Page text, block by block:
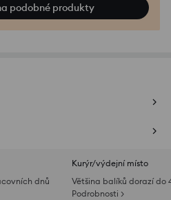
podobné produkty
dnů
Kurýr/výdejní místo
Většina balíků dorazí do
Podrobnosti >